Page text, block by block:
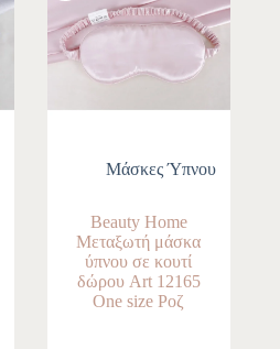
Μάσκες Ύπνου
Beauty Home
Μεταξωτή μάσκα
ύπνου σε κουτί
δώρου Art 12165
One size Ροζ